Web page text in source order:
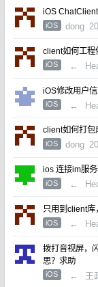
iOS
iOS dong
client如何工程
iOS ←
iOS修改用户
iOS ←
client如何打包
iOS dong
ios 连接im服
iOS ←
只用到client库
iOS ←
拨打音视屏，
思？求助
iOS ← 王